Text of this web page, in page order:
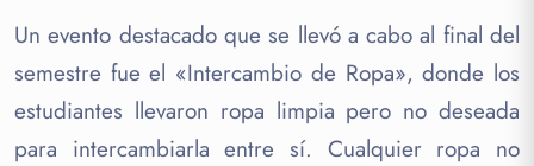
Un evento destacado que se llevó a cabo al final del
semestre fue el «Intercambio de Ropa», donde los
estudiantes llevaron ropa limpia pero no deseada
para intercambiarla entre sí. Cualquier ropa no